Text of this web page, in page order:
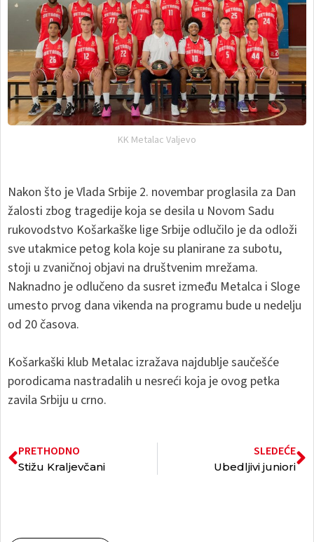
KK Metalac Valjevo
Nakon što je Vlada Srbije 2. novembar proglasila za Dan
žalosti zbog tragedije koja se desila u Novom Sadu
rukovodstvo Košarkaške lige Srbije odlučilo je da odloži
sve utakmice petog kola koje su planirane za subotu,
stoji u zvaničnoj objavi na društvenim mrežama.
Naknadno je odlučeno da susret između Metalca i Sloge
umesto prvog dana vikenda na programu bude u nedelju
od 20 časova.
Košarkaški klub Metalac izražava najdublje saučešće
porodicama nastradalih u nesreći koja je ovog petka
zavila Srbiju u crno.
PRETHODNO
Stižu Kraljevčani
SLEDEĆE
Ubedljivi juniori